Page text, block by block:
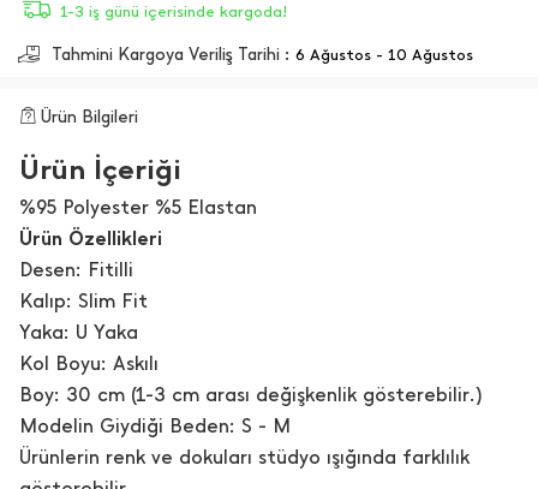
1-3 iş günü içerisinde kargoda!
Tahmini Kargoya Veriliş Tarihi : 6 Ağustos - 10 Ağustos
Ürün Bilgileri
Ürün İçeriği
%95 Polyester %5 Elastan
Ürün Özellikleri
Desen: Fitilli
Kalıp: Slim Fit
Yaka: U Yaka
Kol Boyu: Askılı
Boy: 30 cm (1-3 cm arası değişkenlik gösterebilir.)
Modelin Giydiği Beden: S - M
Ürünlerin renk ve dokuları stüdyo ışığında farklılık